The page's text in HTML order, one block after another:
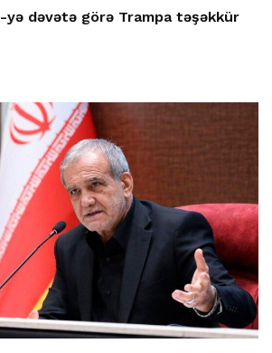
yə dəvətə görə Trampa təşəkkür